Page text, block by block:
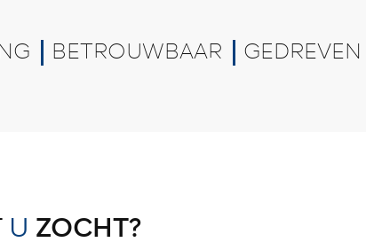
BETROUWBAAR GEDREVEN
U ZOCHT?